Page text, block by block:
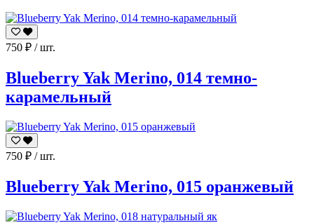
750 ₽ / шт.
Blueberry Yak Merino, 014 темно-
карамельный
750 ₽ / шт.
Blueberry Yak Merino, 015 оранжевый